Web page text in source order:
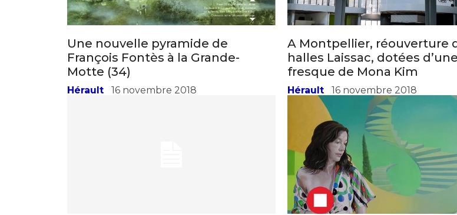
Une nouvelle pyramide de
François Fontès à la Grande-
Motte (34)
A Montpellier, réouverture
halles Laissac, dotées d’une
fresque de Mona Kim
Hérault 16 novembre 2018